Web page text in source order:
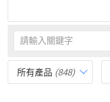
所有產品 (848)